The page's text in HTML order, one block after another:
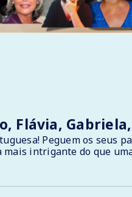
Flávia,
Peguem os seus
intrigante do que